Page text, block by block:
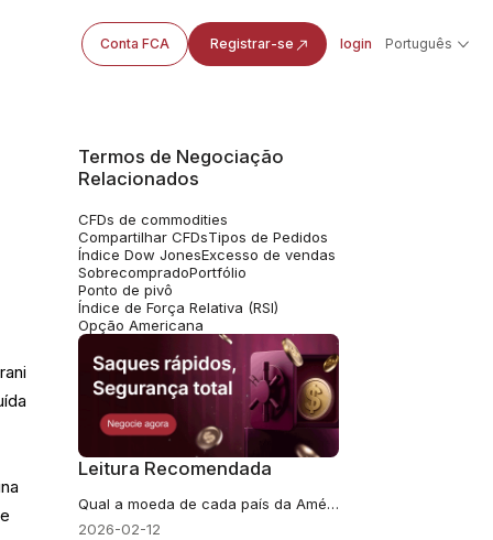
Conta FCA Registrar-se login Português
Termos de Negociação
Relacionados
CFDs de commodities
Compartilhar CFDsTipos de Pedidos
Índice Dow JonesExcesso de vendas
SobrecompradoPortfólio
Ponto de pivô
Índice de Força Relativa (RSI)
Opção Americana
Leitura Recomendada
Qual a moeda de cada país da América do Sul? Lista Completa
2026-02-12